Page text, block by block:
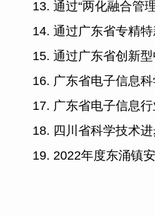
13.通过“两化融合管
14. 通过广东省专精特
15. 通过广东省创新
16. 广东省电子信息科
17. 广东省电子信息
18. 四川省科学技术
19. 2022年度东涌镇